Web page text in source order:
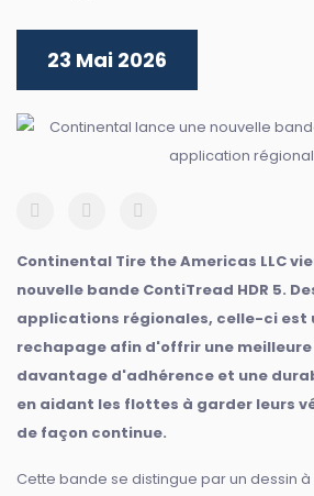
23 Mai 2026
Continental Tire the Americas LLC
nouvelle bande ContiTread HDR 5.
applications régionales, celle-ci est
rechapage afin d'offrir une
davantage d'adhérence et une
en aidant les flottes à garder leurs
de façon continue.
Cette bande se distingue par un dessin